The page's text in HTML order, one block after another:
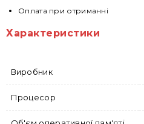
Оплата при отриманні
Характеристики
Виробник
Процесор